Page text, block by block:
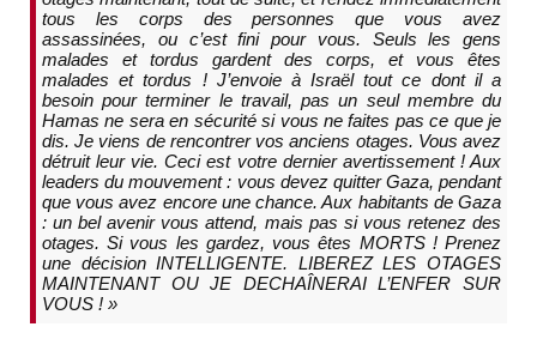
tous les corps des personnes que vous avez
assassinées, ou c’est fini pour vous. Seuls les gens
malades et tordus gardent des corps, et vous êtes
malades et tordus ! J’envoie à Israël tout ce dont il a
besoin pour terminer le travail, pas un seul membre du
Hamas ne sera en sécurité si vous ne faites pas ce que je
dis. Je viens de rencontrer vos anciens otages. Vous avez
détruit leur vie. Ceci est votre dernier avertissement ! Aux
leaders du mouvement : vous devez quitter Gaza, pendant
que vous avez encore une chance. Aux habitants de Gaza
: un bel avenir vous attend, mais pas si vous retenez des
otages. Si vous les gardez, vous êtes MORTS ! Prenez
une décision INTELLIGENTE. LIBEREZ LES OTAGES
MAINTENANT OU JE DECHAÎNERAI L’ENFER SUR
VOUS ! »